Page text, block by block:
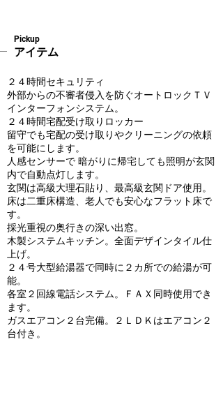
Pickup
アイテム
２４時間セキュリティ
外部からの不審者侵入を防ぐオートロックＴＶ
インターフォンシステム。
２４時間宅配受け取りロッカー
留守でも宅配の受け取りやクリーニングの依頼
を可能にします。
人感センサーで 暗がりに帰宅しても照明が玄関
内で自動点灯します。
玄関は高級大理石貼り、最高級玄関ドア使用。
床は二重床構造、老人でも安心なフラット床で
す。
採光重視の奥行きの深い出窓。
木製システムキッチン。全面デザインタイル仕
上げ。
２４号大型給湯器で同時に２カ所での給湯が可
能。
各室２回線電話システム。ＦＡＸ同時使用でき
ます。
ガスエアコン２台完備。２ＬＤＫはエアコン２
台付き。